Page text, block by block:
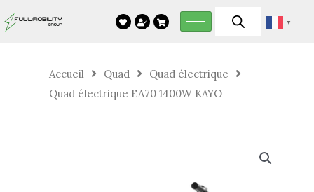
au
▼
Accueil Quad
Quad électrique
Quad électrique EA70 1400W KAYO